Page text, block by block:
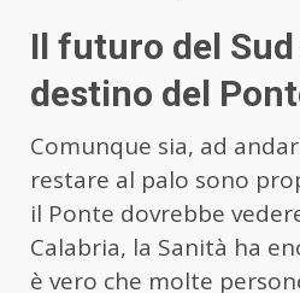
Il futuro del Sud
destino del
Comunque sia, ad
restare al palo sono
il Ponte dovrebbe
Calabria, la Sanità ha
è vero che molte